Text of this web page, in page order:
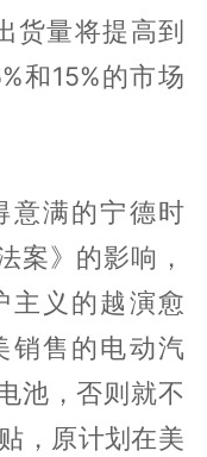
货量将提高到
和15%的市场
意满的宁德时
案》的影响，
主义的越演愈
销售的电动汽
池，否则就不
，原计划在美